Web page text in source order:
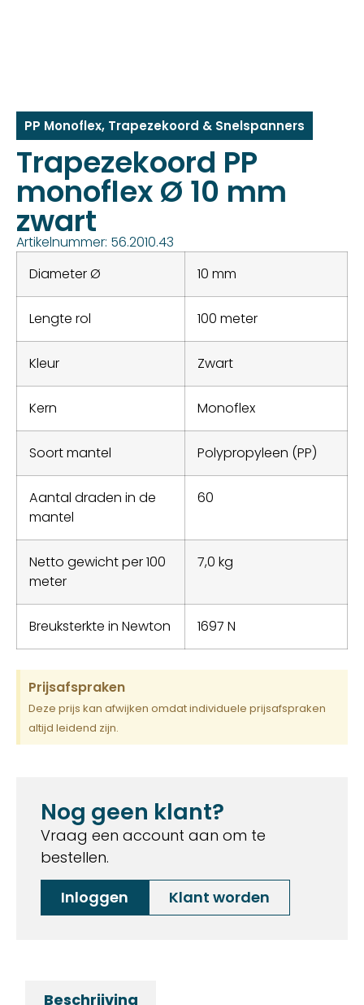
PP Monoflex, Trapezekoord & Snelspanners
Trapezekoord PP
monoflex Ø 10 mm
zwart
Artikelnummer: 56.2010.43
Diameter Ø
10 mm
Lengte rol 100 meter
Kleur Zwart
Kern Monoflex
Soort mantel Polypropyleen (PP)
Aantal draden in de
mantel
60
Netto gewicht per 100
meter
7,0 kg
Breuksterkte in Newton 1697 N
Prijsafspraken
Deze prijs kan afwijken omdat individuele prijsafspraken
altijd leidend zijn.
Nog geen klant?
Vraag een account aan om te
bestellen.
Inloggen
Klant worden
Beschrijving